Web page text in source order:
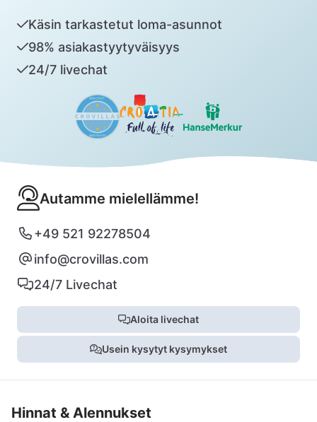
Käsin tarkastetut loma-asunnot
98% asiakastyytyväisyys
24/7 livechat
Autamme mielellämme!
+49 521 92278504
info@crovillas.com
24/7 Livechat
Aloita livechat
Usein kysytyt kysymykset
Hinnat & Alennukset